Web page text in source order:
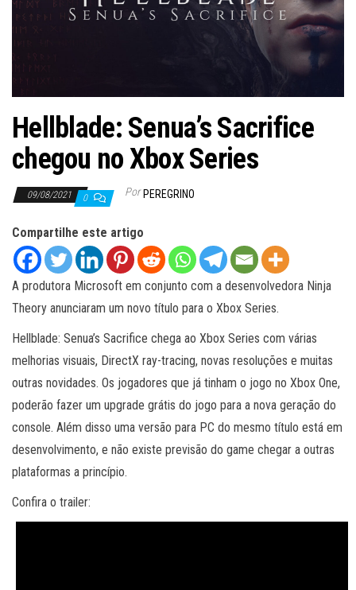
o
Hellblade: Senua’s Sacrifice
chegou no Xbox Series
09/08/2021 0 Por PEREGRINO
Compartilhe este artigo
A produtora Microsoft em conjunto com a desenvolvedora Ninja
Theory anunciaram um novo título para o Xbox Series.
Hellblade: Senua’s Sacrifice chega ao Xbox Series com várias
melhorias visuais, DirectX ray-tracing, novas resoluções e muitas
outras novidades. Os jogadores que já tinham o jogo no Xbox One,
poderão fazer um upgrade grátis do jogo para a nova geração do
console. Além disso uma versão para PC do mesmo título está em
desenvolvimento, e não existe previsão do game chegar a outras
plataformas a princípio.
Confira o trailer: